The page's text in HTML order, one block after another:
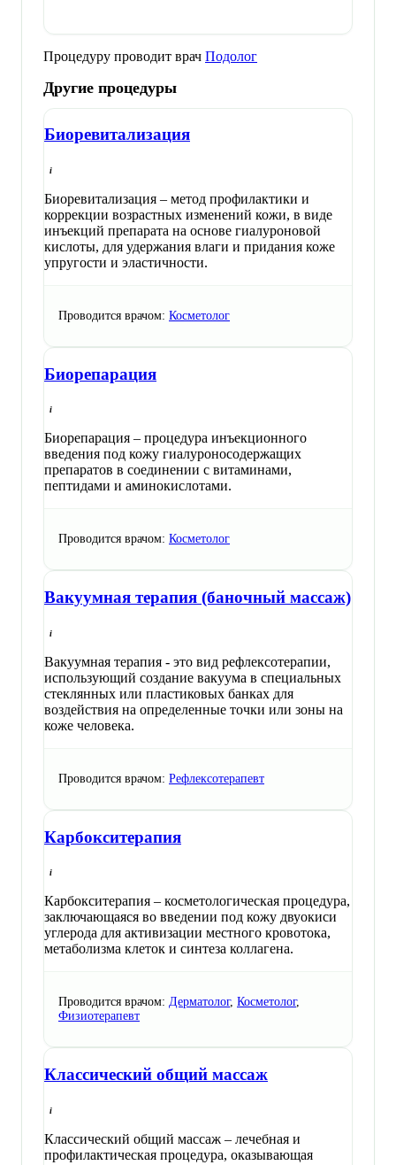
Процедуру проводит врач Подолог
Другие процедуры
Биоревитализация
Биоревитализация – метод профилактики и
коррекции возрастных изменений кожи, в виде
инъекций препарата на основе гиалуроновой
кислоты, для удержания влаги и придания коже
упругости и эластичности.
Проводится врачом: Косметолог
Биорепарация
Биорепарация – процедура инъекционного
введения под кожу гиалуроносодержащих
препаратов в соединении с витаминами,
пептидами и аминокислотами.
Проводится врачом: Косметолог
Вакуумная терапия (баночный массаж)
Вакуумная терапия - это вид рефлексотерапии,
использующий создание вакуума в специальных
стеклянных или пластиковых банках для
воздействия на определенные точки или зоны на
коже человека.
Проводится врачом: Рефлексотерапевт
Карбокситерапия
Карбокситерапия – косметологическая процедура,
заключающаяся во введении под кожу двуокиси
углерода для активизации местного кровотока,
метаболизма клеток и синтеза коллагена.
Проводится врачом: Дерматолог, Косметолог,
Физиотерапевт
Классический общий массаж
Классический общий массаж – лечебная и
профилактическая процедура, оказывающая